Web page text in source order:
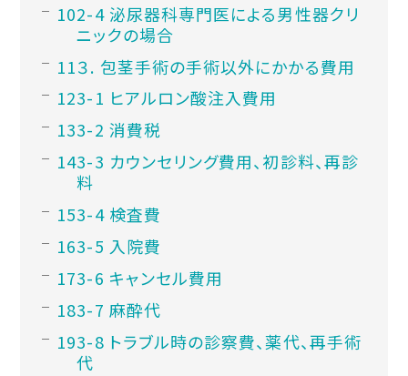
2-4 泌尿器科専門医による男性器クリ
ニックの場合
３. 包茎手術の手術以外にかかる費用
3-1 ヒアルロン酸注入費用
3-2 消費税
3-3 カウンセリング費用、初診料、再診
料
3-4 検査費
3-5 入院費
3-6 キャンセル費用
3-7 麻酔代
3-8 トラブル時の診察費、薬代、再手術
代